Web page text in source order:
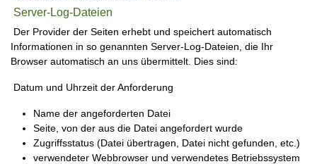
Server-Log-Dateien
Der Provider der Seiten erhebt und speichert automatisch
Informationen in so genannten Server-Log-Dateien, die Ihr
Browser automatisch an uns übermittelt. Dies sind:
Datum und Uhrzeit der Anforderung
Name der angeforderten Datei
Seite, von der aus die Datei angefordert wurde
Zugriffsstatus (Datei übertragen, Datei nicht gefunden, etc.)
verwendeter Webbrowser und verwendetes Betriebssystem